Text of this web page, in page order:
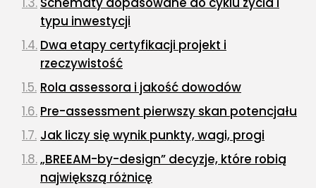
typu inwestycji
Dwa etapy certyfikacji projekt i
rzeczywistość
Rola assessora i jakość dowodów
Pre-assessment pierwszy skan potencjału
Jak liczy się wynik punkty, wagi, progi
„BREEAM-by-design” decyzje, które robią
największą różnicę